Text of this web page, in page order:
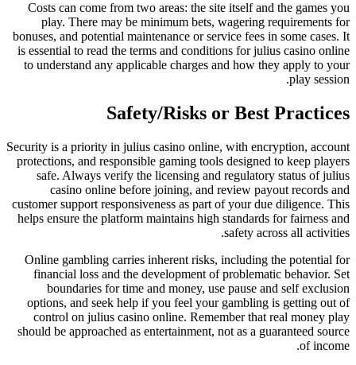
Costs can come from two areas: the site itself and the games you
play. There may be minimum bets, wagering requirements for
bonuses, and potential maintenance or service fees in some cases. It
is essential to read the terms and conditions for julius casino online
to understand any applicable charges and how they apply to your
play session.
Safety/Risks or Best Practices
Security is a priority in julius casino online, with encryption, account
protections, and responsible gaming tools designed to keep players
safe. Always verify the licensing and regulatory status of julius
casino online before joining, and review payout records and
customer support responsiveness as part of your due diligence. This
helps ensure the platform maintains high standards for fairness and
safety across all activities.
Online gambling carries inherent risks, including the potential for
financial loss and the development of problematic behavior. Set
boundaries for time and money, use pause and self exclusion
options, and seek help if you feel your gambling is getting out of
control on julius casino online. Remember that real money play
should be approached as entertainment, not as a guaranteed source
of income.